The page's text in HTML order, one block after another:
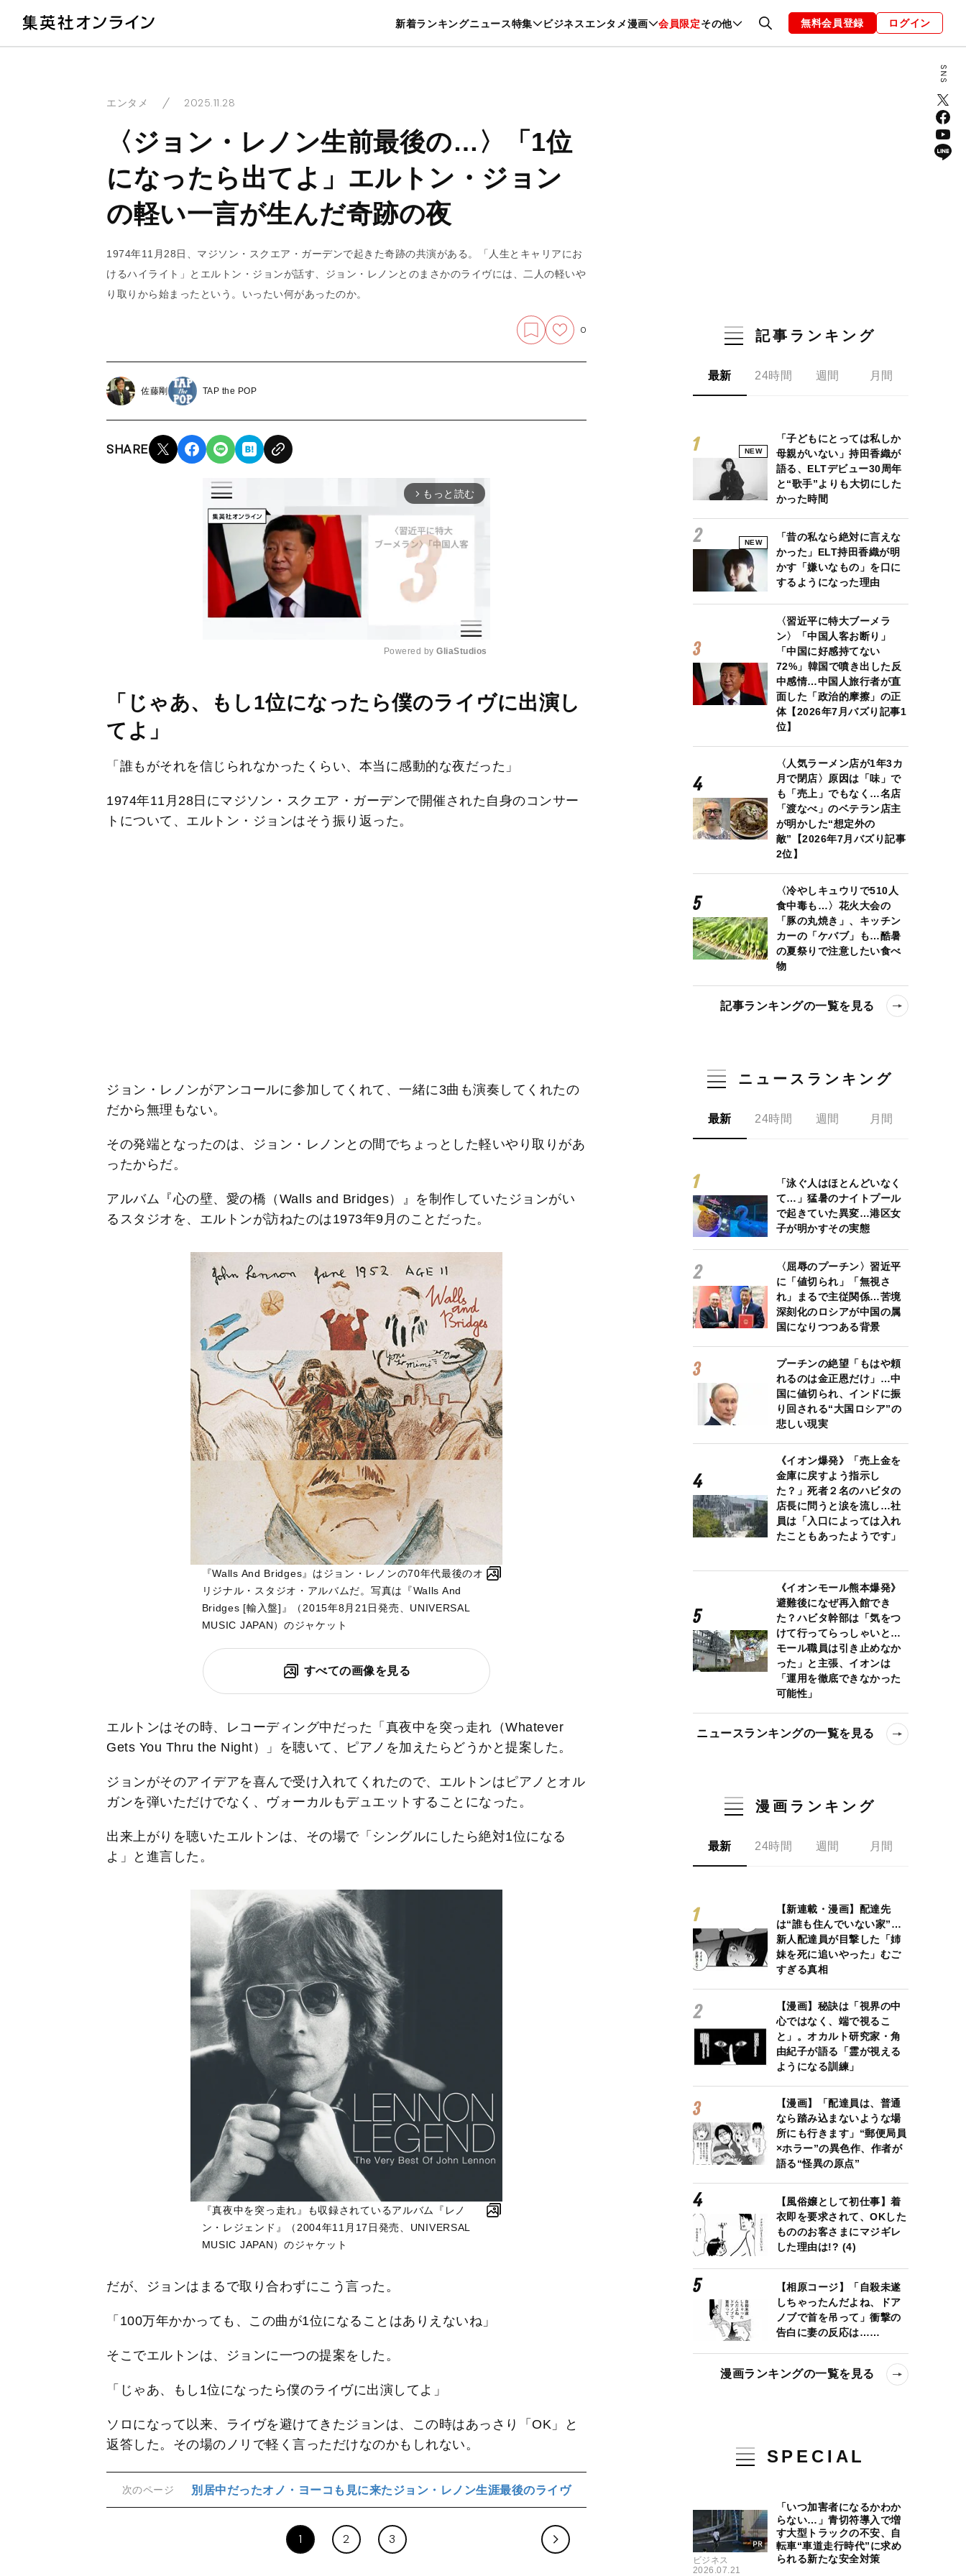
新着ランキングニュース特集 ビジネスエンタメ漫画 会員限定その他
暮らし スポーツ ヘルスケア 美容 グルメ ファッション 恋愛・結婚 編集部 お知らせ
無料会員登録 ログイン
エンタメ 2025.11.28
〈ジョン・レノン生前最後の…〉「1位
になったら出てよ」エルトン・ジョン
の軽い一言が生んだ奇跡の夜
1974年11月28日、マジソン・スクエア・ガーデンで起きた奇跡の共演がある。「人生とキャリアにお
けるハイライト」とエルトン・ジョンが話す、ジョン・レノンとのまさかのライヴには、二人の軽いや
り取りから始まったという。いったい何があったのか。
0
佐藤剛 TAP the POP
SHARE
arrow_forward_ios もっと読む
M
u
Powered by GliaStudios
「じゃあ、もし1位になったら僕のライヴに出演し
てよ」
「誰もがそれを信じられなかったくらい、本当に感動的な夜だった」
1974年11月28日にマジソン・スクエア・ガーデンで開催された自身のコンサー
トについて、エルトン・ジョンはそう振り返った。
ジョン・レノンがアンコールに参加してくれて、一緒に3曲も演奏してくれたの
だから無理もない。
その発端となったのは、ジョン・レノンとの間でちょっとした軽いやり取りがあ
ったからだ。
アルバム『心の壁、愛の橋（Walls and Bridges）』を制作していたジョンがい
るスタジオを、エルトンが訪ねたのは1973年9月のことだった。
『Walls And Bridges』はジョン・レノンの70年代最後のオ
リジナル・スタジオ・アルバムだ。写真は『Walls And
Bridges [輸入盤]』（2015年8月21日発売、UNIVERSAL
MUSIC JAPAN）のジャケット
すべての画像を見る
エルトンはその時、レコーディング中だった「真夜中を突っ走れ（Whatever
Gets You Thru the Night）」を聴いて、ピアノを加えたらどうかと提案した。
ジョンがそのアイデアを喜んで受け入れてくれたので、エルトンはピアノとオル
ガンを弾いただけでなく、ヴォーカルもデュエットすることになった。
出来上がりを聴いたエルトンは、その場で「シングルにしたら絶対1位になる
よ」と進言した。
『真夜中を突っ走れ』も収録されているアルバム『レノ
ン・レジェンド』（2004年11月17日発売、UNIVERSAL
MUSIC JAPAN）のジャケット
だが、ジョンはまるで取り合わずにこう言った。
「100万年かかっても、この曲が1位になることはありえないね」
そこでエルトンは、ジョンに一つの提案をした。
「じゃあ、もし1位になったら僕のライヴに出演してよ」
ソロになって以来、ライヴを避けてきたジョンは、この時はあっさり「OK」と
返答した。その場のノリで軽く言っただけなのかもしれない。
次のページ 別居中だったオノ・ヨーコも見に来たジョン・レノン生涯最後のライヴ
1 2 3
記事ランキング
最新 24時間 週間 月間
NEW
「子どもにとっては私しか
母親がいない」持田香織が
語る、ELTデビュー30周年
と“歌手”よりも大切にした
かった時間
NEW
「昔の私なら絶対に言えな
かった」ELT持田香織が明
かす「嫌いなもの」を口に
するようになった理由
〈習近平に特大ブーメラ
ン〉「中国人客お断り」
「中国に好感持てない
72%」韓国で噴き出した反
中感情…中国人旅行者が直
面した「政治的摩擦」の正
体【2026年7月バズり記事1
位】
〈人気ラーメン店が1年3カ
月で閉店〉原因は「味」で
も「売上」でもなく…名店
「渡なべ」のベテラン店主
が明かした“想定外の
敵”【2026年7月バズり記事
2位】
〈冷やしキュウリで510人
食中毒も…〉花火大会の
「豚の丸焼き」、キッチン
カーの「ケバブ」も…酷暑
の夏祭りで注意したい食べ
物
記事ランキングの一覧を見る
ニュースランキング
最新 24時間 週間 月間
「泳ぐ人はほとんどいなく
て…」猛暑のナイトプール
で起きていた異変…港区女
子が明かすその実態
〈屈辱のプーチン〉習近平
に「値切られ」「無視さ
れ」まるで主従関係…苦境
深刻化のロシアが中国の属
国になりつつある背景
プーチンの絶望「もはや頼
れるのは金正恩だけ」…中
国に値切られ、インドに振
り回される“大国ロシア”の
悲しい現実
《イオン爆発》「売上金を
金庫に戻すよう指示し
た？」死者２名のハビタの
店長に問うと涙を流し…社
員は「入口によっては入れ
たこともあったようです」
《イオンモール熊本爆発》
避難後になぜ再入館でき
た？ハビタ幹部は「気をつ
けて行ってらっしゃいと…
モール職員は引き止めなか
った」と主張、イオンは
「運用を徹底できなかった
可能性」
ニュースランキングの一覧を見る
漫画ランキング
最新 24時間 週間 月間
【新連載・漫画】配達先
は“誰も住んでいない家”…
新人配達員が目撃した「姉
妹を死に追いやった」むご
すぎる真相
【漫画】秘訣は「視界の中
心ではなく、端で視るこ
と」。オカルト研究家・角
由紀子が語る「霊が視える
ようになる訓練」
【漫画】「配達員は、普通
なら踏み込まないような場
所にも行きます」“郵便局員
×ホラー”の異色作、作者が
語る“怪異の原点”
【風俗嬢として初仕事】着
衣即を要求されて、OKした
もののお客さまにマジギレ
した理由は!? (4)
【相原コージ】「自殺未遂
しちゃったんだよね、ドア
ノブで首を吊って」衝撃の
告白に妻の反応は……
漫画ランキングの一覧を見る
SPECIAL
ビジネス
2026.07.21
「いつ加害者になるかわか
らない…」青切符導入で増
す大型トラックの不安、自
転車“車道走行時代”に求め
られる新たな安全対策